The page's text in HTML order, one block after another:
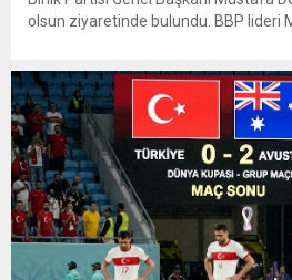
olsun ziyaretinde bulundu. BBP lideri
başkan seçilmesi nedeniyle hayırlı
Erbakan’a, Genel Başkan